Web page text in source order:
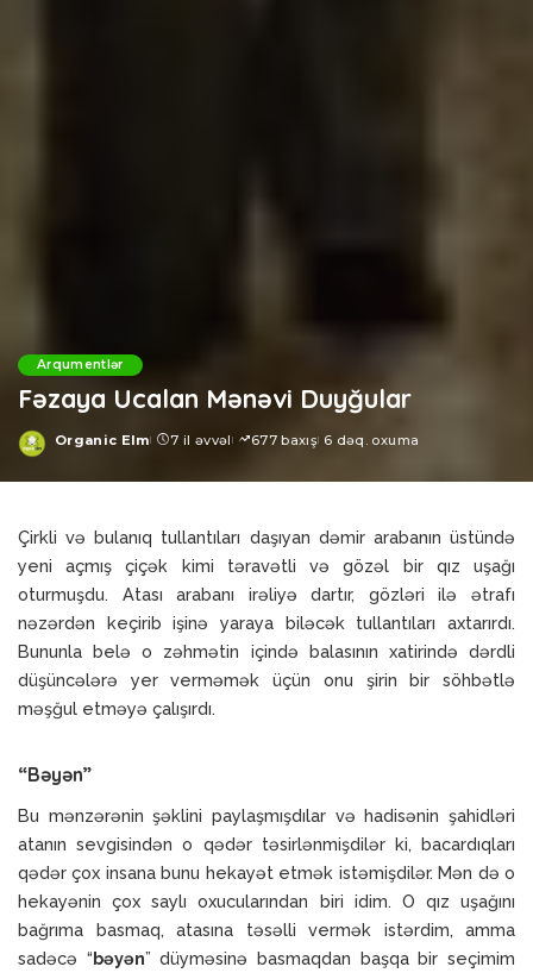
Arqumentlər
Fəzaya Ucalan Mənəvi Duyğular
Posted
Organic Elm 7 il əvvəl 677 baxış 6 dəq. oxuma
Çirkli və bulanıq tullantıları daşıyan dəmir arabanın üstündə
yeni açmış çiçək kimi təravətli və gözəl bir qız uşağı
oturmuşdu. Atası arabanı irəliyə dartır, gözləri ilə ətrafı
nəzərdən keçirib işinə yaraya biləcək tullantıları axtarırdı.
Bununla belə o zəhmətin içində balasının xatirində dərdli
düşüncələrə yer verməmək üçün onu şirin bir söhbətlə
məşğul etməyə çalışırdı.
“Bəyən”
Bu mənzərənin şəklini paylaşmışdılar və hadisənin şahidləri
atanın sevgisindən o qədər təsirlənmişdilər ki, bacardıqları
qədər çox insana bunu hekayət etmək istəmişdilər. Mən də o
hekayənin çox saylı oxucularından biri idim. O qız uşağını
bağrıma basmaq, atasına təsəlli vermək istərdim, amma
sadəcə “bəyən” düyməsinə basmaqdan başqa bir seçimim